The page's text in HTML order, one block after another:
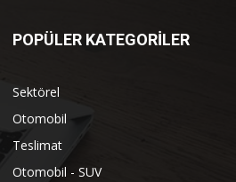
POPÜLER KATEGORİLER
Sektörel
Otomobil
Teslimat
Otomobil - SUV